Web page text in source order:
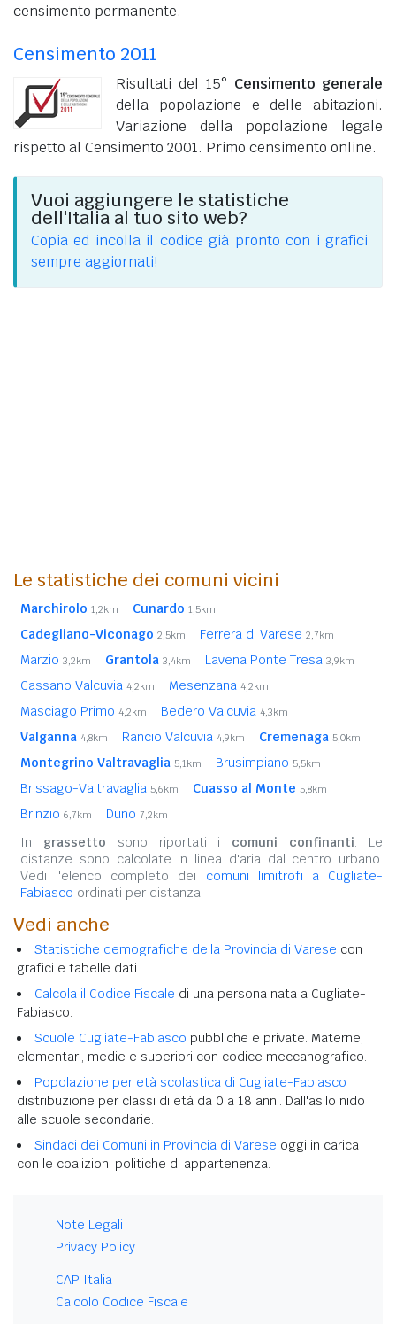
censimento permanente.
Censimento 2011
Risultati del 15° Censimento generale
della popolazione e delle abitazioni.
Variazione della popolazione legale
rispetto al Censimento 2001. Primo censimento online.
Vuoi aggiungere le statistiche
dell'Italia al tuo sito web?
Copia ed incolla il codice già pronto con i grafici
sempre aggiornati!
Le statistiche dei comuni vicini
Marchirolo 1,2km Cunardo 1,5km
Cadegliano-Viconago 2,5km Ferrera di Varese 2,7km
Marzio 3,2km Grantola 3,4km Lavena Ponte Tresa 3,9km
Cassano Valcuvia 4,2km Mesenzana 4,2km
Masciago Primo 4,2km Bedero Valcuvia 4,3km
Valganna 4,8km Rancio Valcuvia 4,9km Cremenaga 5,0km
Montegrino Valtravaglia 5,1km Brusimpiano 5,5km
Brissago-Valtravaglia 5,6km Cuasso al Monte 5,8km
Brinzio 6,7km Duno 7,2km
In grassetto sono riportati i comuni confinanti. Le
distanze sono calcolate in linea d'aria dal centro urbano.
Vedi l'elenco completo dei comuni limitrofi a Cugliate-
Fabiasco ordinati per distanza.
Vedi anche
Statistiche demografiche della Provincia di Varese con
grafici e tabelle dati.
Calcola il Codice Fiscale di una persona nata a Cugliate-
Fabiasco.
Scuole Cugliate-Fabiasco pubbliche e private. Materne,
elementari, medie e superiori con codice meccanografico.
Popolazione per età scolastica di Cugliate-Fabiasco
distribuzione per classi di età da 0 a 18 anni. Dall'asilo nido
alle scuole secondarie.
Sindaci dei Comuni in Provincia di Varese oggi in carica
con le coalizioni politiche di appartenenza.
Note Legali
Privacy Policy
CAP Italia
Calcolo Codice Fiscale